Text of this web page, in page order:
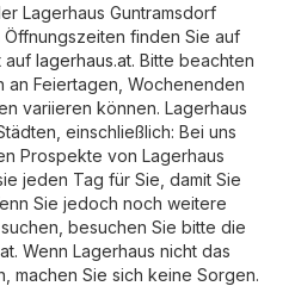
Lagerhaus Guntramsdorf
finden Sie auf
auf lagerhaus.at. Bitte beachten
an Feiertagen, Wochenenden
variieren können. Lagerhaus
einschließlich: Bei uns
Prospekte von Lagerhaus
jeden Tag für Sie, damit Sie
Sie jedoch noch weitere
besuchen Sie bitte die
. Wenn Lagerhaus nicht das
machen Sie sich keine Sorgen.